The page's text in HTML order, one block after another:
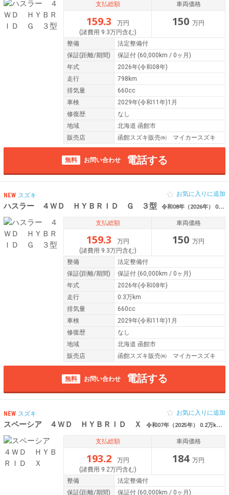
支払総額
159.3
万円
(諸費用 9.3万円含む)
車両価格
150 万円
整備
法定整備付
保証(距離/期間) 保証付 (60,000km / 0ヶ月)
年式
2026年(令和08年)
走行
798km
排気量
660cc
車検
2029年(令和11年)1月
修復歴
なし
地域
北海道 函館市
販売店
函館スズキ販売㈱ マイカースズキ
無料 お問い合わせ 電話する
NEW スズキ
ハスラー ４ＷＤ ＨＹＢＲＩＤ Ｇ ３型 令和08年（2026年） 0.3万km 北海道函館市
お気に入りに追加
支払総額
159.3
万円
(諸費用 9.3万円含む)
車両価格
150 万円
整備
法定整備付
保証(距離/期間) 保証付 (60,000km / 0ヶ月)
年式
2026年(令和08年)
走行
0.3万km
排気量
660cc
車検
2029年(令和11年)1月
修復歴
なし
地域
北海道 函館市
販売店
函館スズキ販売㈱ マイカースズキ
無料 お問い合わせ 電話する
NEW スズキ
スペーシア ４ＷＤ ＨＹＢＲＩＤ Ｘ 令和07年（2025年） 0.2万km 北海道函館市
お気に入りに追加
支払総額
193.2
万円
(諸費用 9.2万円含む)
車両価格
184 万円
整備
法定整備付
保証(距離/期間) 保証付 (60,000km / 0ヶ月)